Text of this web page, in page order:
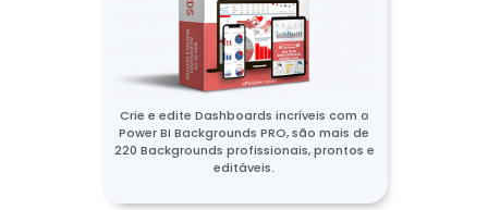
Crie e edite Dashboards incríveis com o
Power BI Backgrounds PRO, são mais de
220 Backgrounds profissionais, prontos e
editáveis.